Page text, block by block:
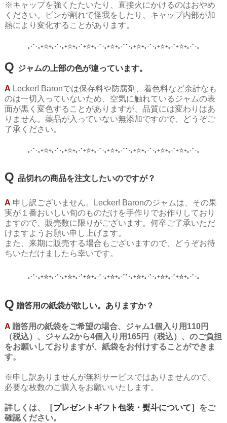
※キャップを強くたたいたり、直接火にかけるのはおやめ
ください。ビンが割れて怪我をしたり、キャップ内部が加
熱により変化することがあります。
｡･ﾟ･｡+☆+｡･ﾟ･｡+☆+｡･ﾟ+☆+｡･ﾟ･｡+☆+｡･ﾟﾟ･｡+☆+｡･ﾟ･｡+☆+｡･ﾟ+☆+｡･ﾟ･｡
Q ジャムの上部の色が違っています。
A Lecker! Baronでは保存料や防腐剤、着色料など余計なも
のは一切入っていないため、空気に触れているジャムの表
面が黒く変色することがありますが、品質には変わりはあ
りません。薬品が入っていない無添加ですので、どうぞご
了承ください。
｡･ﾟ･｡+☆+｡･ﾟ･｡+☆+｡･ﾟ+☆+｡･ﾟ･｡+☆+｡･ﾟﾟ･｡+☆+｡･ﾟ･｡+☆+｡･ﾟ+☆+｡･ﾟ･｡
Q 品切れの商品を注文したいのですが？
A 申し訳ございません。
Lecker! Baronのジャムは、その果
実が１番おいしい旬のものだけを手作りでお作りしており
ますので、販売数に限りがございます。何卒ご了承いただ
けますようお願い申し上げます。
また、来期に販売する場合もございますので、どうぞお待
ちいただけましたら幸いです。
｡･ﾟ･｡+☆+｡･ﾟ･｡+☆+｡･ﾟ+☆+｡･ﾟ･｡+☆+｡･ﾟﾟ･｡+☆+｡･ﾟ･｡+☆+｡･ﾟ+☆+｡･ﾟ･｡
Q 贈答用の紙袋が欲しい。ありますか？
A 贈答用の紙袋をご希望の場合、ジャム1個入り用110円
（税込）、 ジャム2から4個入り用165円（税込）、のご負担
をお願いしておりますが、紙袋をお付けすることができま
す。
※申し訳ありませんが無料サービスではありませんので、
必要な枚数のご購入をお願いいたします。
詳しくは、 ［プレゼントギフト包装・熨斗について］ をご
確認ください。